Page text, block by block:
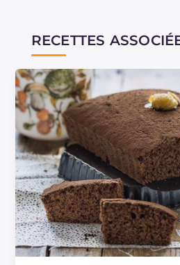
RECETTES